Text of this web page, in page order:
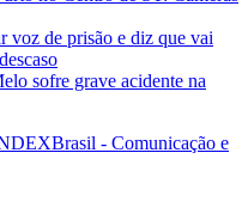
voz de prisão e diz que vai
sofre grave acidente na
- Comunicação e